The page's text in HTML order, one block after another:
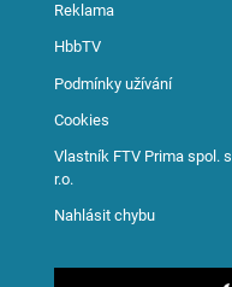
Reklama
HbbTV
Podmínky užívání
Cookies
Vlastník FTV Prima spol. s
r.o.
Nahlásit chybu